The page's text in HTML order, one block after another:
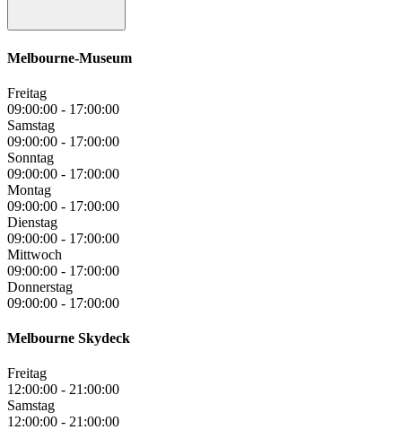
Melbourne-Museum
Freitag
09:00:00 - 17:00:00
Samstag
09:00:00 - 17:00:00
Sonntag
09:00:00 - 17:00:00
Montag
09:00:00 - 17:00:00
Dienstag
09:00:00 - 17:00:00
Mittwoch
09:00:00 - 17:00:00
Donnerstag
09:00:00 - 17:00:00
Melbourne Skydeck
Freitag
12:00:00 - 21:00:00
Samstag
12:00:00 - 21:00:00